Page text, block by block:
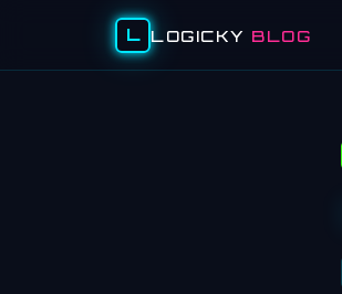
L LOGICKY BLOG